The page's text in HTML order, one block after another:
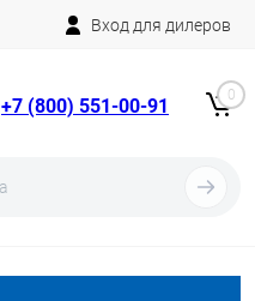
Вход для дилеров
+7 (800) 551-00-91 0